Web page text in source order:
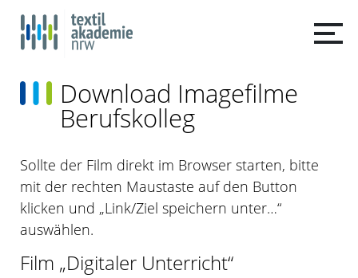
Download Imagefilme
Berufskolleg
Sollte der Film direkt im Browser starten, bitte
mit der rechten Maustaste auf den Button
klicken und „Link/Ziel speichern unter…“
auswählen.
Film „Digitaler Unterricht“